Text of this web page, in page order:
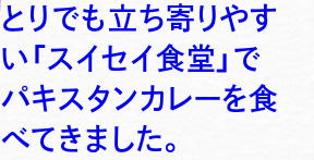
とりでも立ち寄りやす
い「スイセイ食堂」で
パキスタンカレーを食
べてきました。